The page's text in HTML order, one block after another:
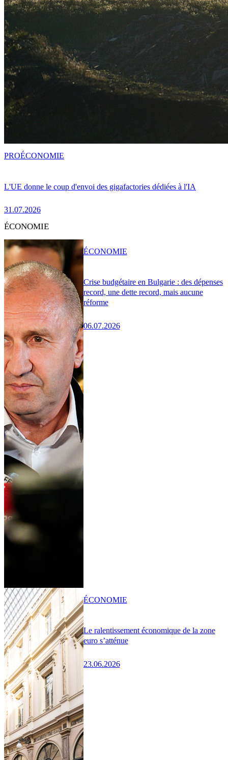
L'UE donne le coup d'envoi des gigafactories dédiées à l'IA
31.07.2026
PROÉCONOMIE
ÉCONOMIE
Crise budgétaire en Bulgarie : des dépenses
record, une dette record, mais aucune
réforme
06.07.2026
ÉCONOMIE
Le ralentissement économique de la zone
euro s’atténue
23.06.2026
ÉCONOMIE